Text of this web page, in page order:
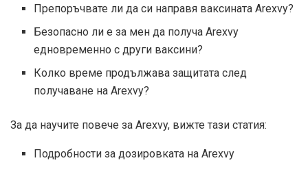
Препоръчвате ли да си направя ваксината Arexvy?
Безопасно ли е за мен да получа Arexvy
едновременно с други ваксини?
Колко време продължава защитата след
получаване на Arexvy?
За да научите повече за Arexvy, вижте тази статия:
Подробности за дозировката на Arexvy